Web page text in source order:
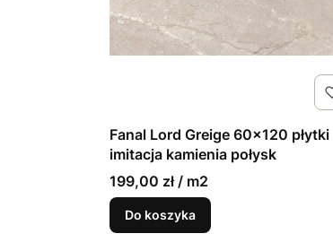
Fanal Lord Greige 60x120 płytki
imitacja kamienia połysk
199,00 zł / m2
Do koszyka